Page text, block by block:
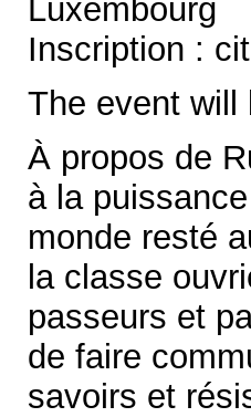
Luxembourg
Inscription :
The event will
À propos de
à la
monde resté
la classe
passeurs et
de faire
savoirs et